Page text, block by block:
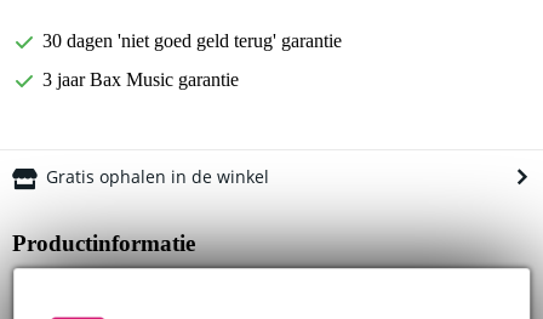
30 dagen 'niet goed geld terug' garantie
3 jaar Bax Music garantie
Gratis ophalen in de winkel
Productinformatie